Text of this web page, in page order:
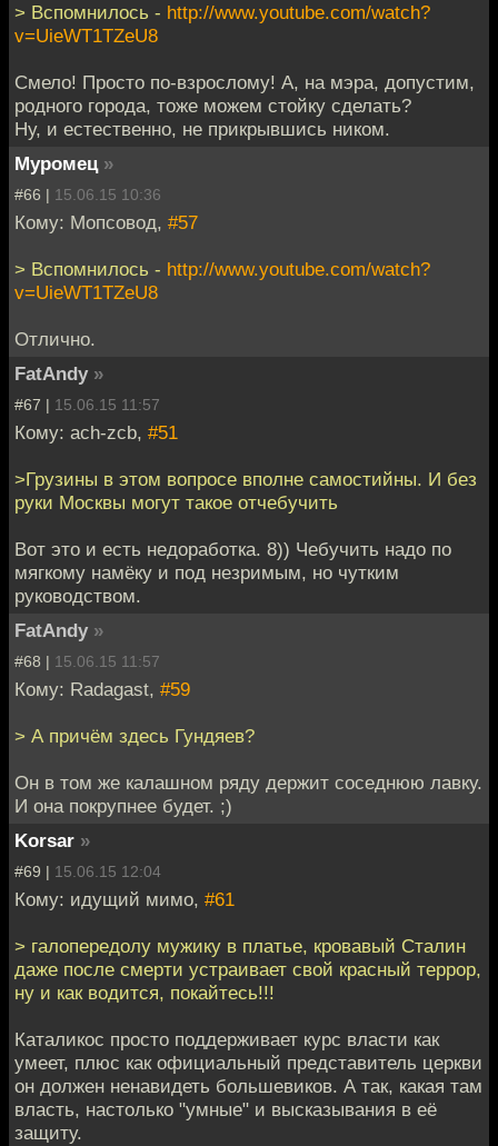
> Вспомнилось - http://www.youtube.com/watch?
v=UieWT1TZeU8
Смело! Просто по-взрослому! А, на мэра, допустим,
родного города, тоже можем стойку сделать?
Ну, и естественно, не прикрывшись ником.
Муромец »
#66 | 15.06.15 10:36
Кому: Мопсовод, #57
> Вспомнилось - http://www.youtube.com/watch?
v=UieWT1TZeU8
Отлично.
FatAndy »
#67 | 15.06.15 11:57
Кому: ach-zcb, #51
>Грузины в этом вопросе вполне самостийны. И без
руки Москвы могут такое отчебучить
Вот это и есть недоработка. 8)) Чебучить надо по
мягкому намёку и под незримым, но чутким
руководством.
FatAndy »
#68 | 15.06.15 11:57
Кому: Radagast, #59
> А причём здесь Гундяев?
Он в том же калашном ряду держит соседнюю лавку.
И она покрупнее будет. ;)
Korsar »
#69 | 15.06.15 12:04
Кому: идущий мимо, #61
> галопередолу мужику в платье, кровавый Сталин
даже после смерти устраивает свой красный террор,
ну и как водится, покайтесь!!!
Каталикос просто поддерживает курс власти как
умеет, плюс как официальный представитель церкви
он должен ненавидеть большевиков. А так, какая там
власть, настолько "умные" и высказывания в её
защиту.